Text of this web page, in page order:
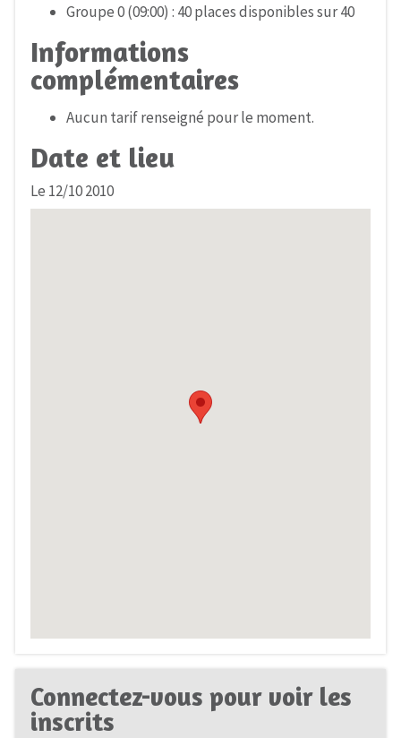
Groupe 0 (09:00) : 40 places disponibles sur 40
Informations
complémentaires
Aucun tarif renseigné pour le moment.
Date et lieu
Le 12/10 2010
Connectez-vous pour voir les
inscrits